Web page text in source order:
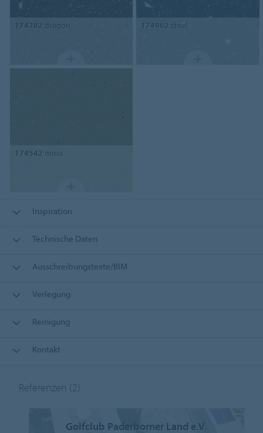
174282 dragon 174962 steel
174542 moss
Inspiration
Technische Daten
Ausschreibungstexte/BIM
Verlegung
Reinigung
Kontakt
Referenzen (2)
Golfclub Paderborner Land e.V.